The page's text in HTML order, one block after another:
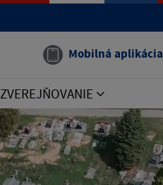
Mobilná aplikácia
ZVEREJŇOVANIE